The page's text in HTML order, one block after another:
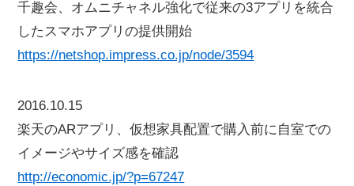
千趣会、オムニチャネル強化で従来の3アプリを統合
したスマホアプリの提供開始
https://netshop.impress.co.jp/node/3594
2016.10.15
楽天のARアプリ、仮想家具配置で購入前に自室での
イメージやサイズ感を確認
http://economic.jp/?p=67247